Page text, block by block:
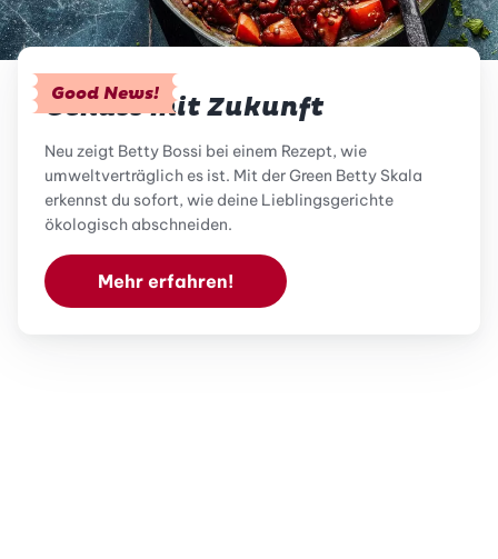
Good News!
Genuss mit Zukunft
Neu zeigt Betty Bossi bei einem Rezept, wie
umweltverträglich es ist. Mit der Green Betty Skala
erkennst du sofort, wie deine Lieblingsgerichte
ökologisch abschneiden.
Mehr erfahren!